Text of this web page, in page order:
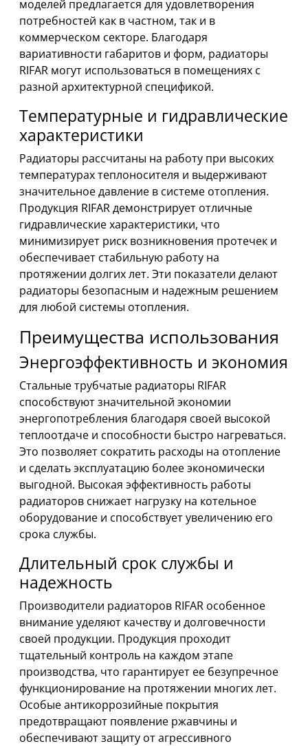
моделей предлагается для удовлетворения
потребностей как в частном, так и в
коммерческом секторе. Благодаря
вариативности габаритов и форм, радиаторы
RIFAR могут использоваться в помещениях с
разной архитектурной спецификой.
Температурные и гидравлические
характеристики
Радиаторы рассчитаны на работу при высоких
температурах теплоносителя и выдерживают
значительное давление в системе отопления.
Продукция RIFAR демонстрирует отличные
гидравлические характеристики, что
минимизирует риск возникновения протечек и
обеспечивает стабильную работу на
протяжении долгих лет. Эти показатели делают
радиаторы безопасным и надежным решением
для любой системы отопления.
Преимущества использования
Энергоэффективность и экономия
Стальные трубчатые радиаторы RIFAR
способствуют значительной экономии
энергопотребления благодаря своей высокой
теплоотдаче и способности быстро нагреваться.
Это позволяет сократить расходы на отопление
и сделать эксплуатацию более экономически
выгодной. Высокая эффективность работы
радиаторов снижает нагрузку на котельное
оборудование и способствует увеличению его
срока службы.
Длительный срок службы и
надежность
Производители радиаторов RIFAR особенное
внимание уделяют качеству и долговечности
своей продукции. Продукция проходит
тщательный контроль на каждом этапе
производства, что гарантирует ее безупречное
функционирование на протяжении многих лет.
Особые антикоррозийные покрытия
предотвращают появление ржавчины и
обеспечивают защиту от агрессивного